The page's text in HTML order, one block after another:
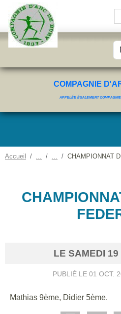
COMPAGNIE
APPELÉE ÉGALEMENT
Accueil CHAMPIONNAT
LE SAMEDI 19
PUBLIÉ LE 01 OCT.
Mathias 9ème, Didier 5ème.
Panneau de gestion des cookies